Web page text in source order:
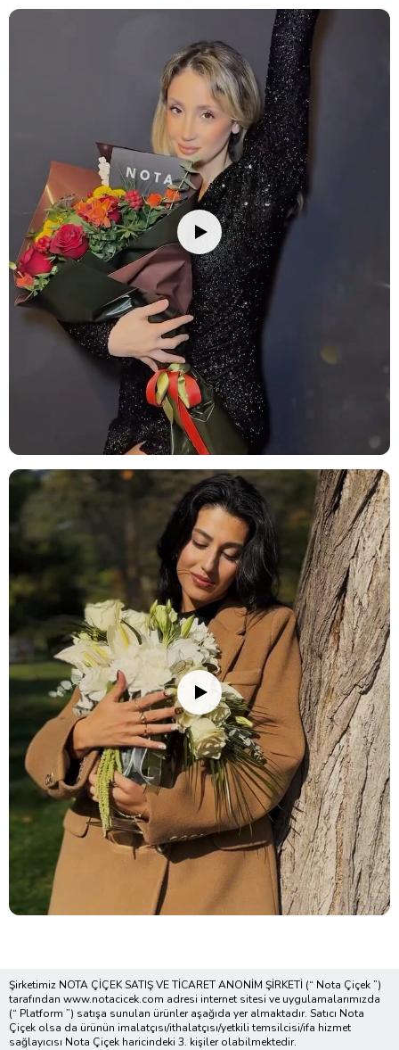
Şirketimiz NOTA ÇİÇEK SATIŞ VE TİCARET ANONİM ŞİRKETİ (“ Nota Çiçek ”)
tarafından www.notacicek.com adresi internet sitesi ve uygulamalarımızda
(“ Platform ”) satışa sunulan ürünler aşağıda yer almaktadır. Satıcı Nota
Çiçek olsa da ürünün imalatçısı/ithalatçısı/yetkili temsilcisi/ifa hizmet
sağlayıcısı Nota Çiçek haricindeki 3. kişiler olabilmektedir.